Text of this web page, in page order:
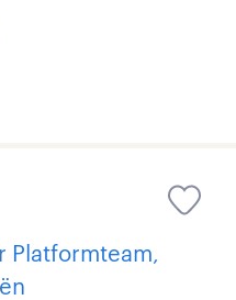
Platformteam,